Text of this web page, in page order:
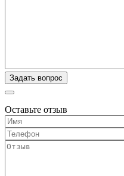
Оставьте отзыв